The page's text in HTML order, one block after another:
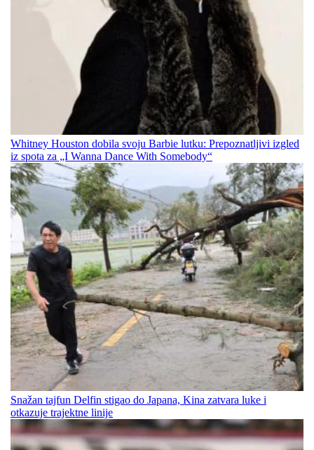
Whitney Houston dobila svoju Barbie lutku: Prepoznatljivi izgled
iz spota za „I Wanna Dance With Somebody“
Snažan tajfun Delfin stigao do Japana, Kina zatvara luke i
otkazuje trajektne linije